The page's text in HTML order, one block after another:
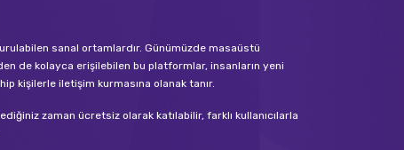
sanal ortamlardır. Günümüzde masaüstü
de kolayca erişilebilen bu platformlar, insanların yeni
kişilerle iletişim kurmasına olanak tanır.
zaman ücretsiz olarak katılabilir, farklı kullanıcılarla